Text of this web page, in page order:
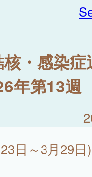
・感染症
年第13週
日～3月29日)